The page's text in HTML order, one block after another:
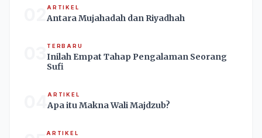
ARTIKEL
Antara Mujahadah dan Riyadhah
TERBARU
Inilah Empat Tahap Pengalaman Seorang
Sufi
ARTIKEL
Apa itu Makna Wali Majdzub?
ARTIKEL